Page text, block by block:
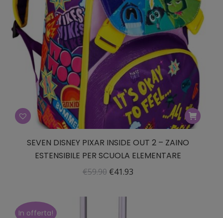
SEVEN DISNEY PIXAR INSIDE OUT 2 – ZAINO
ESTENSIBILE PER SCUOLA ELEMENTARE
€59.90 Il
originale
€41.93Il
In offerta!